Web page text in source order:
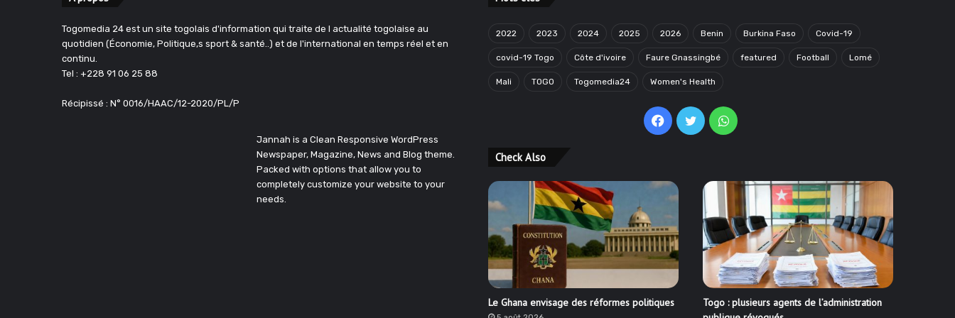
Togomedia 24 est un site togolais d'information qui traite de l actualité togolaise au
quotidien (Économie, Politique,s sport & santé..) et de l'international en temps réel et en
continu.
Tel : +228 91 06 25 88
Récipissé : N° 0016/HAAC/12-2020/PL/P
Jannah is a Clean Responsive WordPress
Newspaper, Magazine, News and Blog theme.
Packed with options that allow you to
completely customize your website to your
needs.
2022 2023 2024 2025 2026 Benin Burkina Faso Covid-19
covid-19 Togo Côte d'ivoire Faure Gnassingbé featured Football Lomé
Mali TOGO Togomedia24 Women's Health
Facebook
TwitterWhatsApp
Check Also
Le Ghana envisage des réformes politiques
Togo : plusieurs agents de l’administration